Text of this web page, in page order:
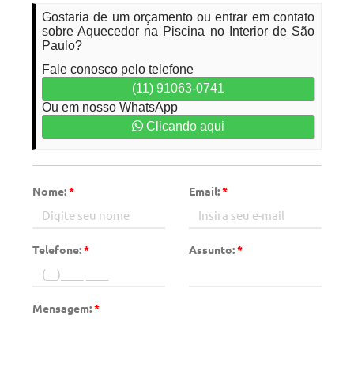
Gostaria de um orçamento ou entrar em contato
sobre Aquecedor na Piscina no Interior de São
Paulo?
Fale conosco pelo telefone
(11) 91063-0741
Ou em nosso WhatsApp
Clicando aqui
Nome:* Email:*
Telefone:* Assunto:*
Mensagem:*